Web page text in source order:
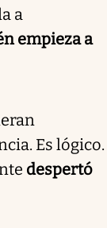
a
empieza a
Es lógico.
despertó